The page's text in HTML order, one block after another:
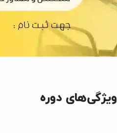
ویژگی‌های دوره